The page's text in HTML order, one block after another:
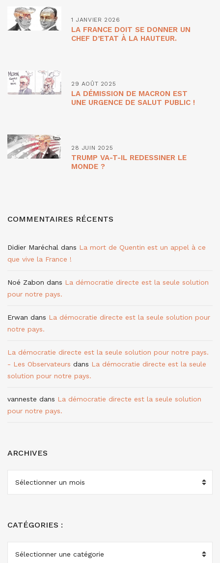
1 JANVIER 2026
LA FRANCE DOIT SE DONNER UN
CHEF D’ETAT À LA HAUTEUR.
29 AOÛT 2025
LA DÉMISSION DE MACRON EST
UNE URGENCE DE SALUT PUBLIC !
28 JUIN 2025
TRUMP VA-T-IL REDESSINER LE
MONDE ?
COMMENTAIRES RÉCENTS
Didier Maréchal dans La mort de Quentin est un appel à ce
que vive la France !
Noé Zabon dans La démocratie directe est la seule solution
pour notre pays.
Erwan dans La démocratie directe est la seule solution pour
notre pays.
La démocratie directe est la seule solution pour notre pays.
- Les Observateurs dans La démocratie directe est la seule
solution pour notre pays.
vanneste dans La démocratie directe est la seule solution
pour notre pays.
ARCHIVES
ARCHIVES
CATÉGORIES :
CATÉGORIES